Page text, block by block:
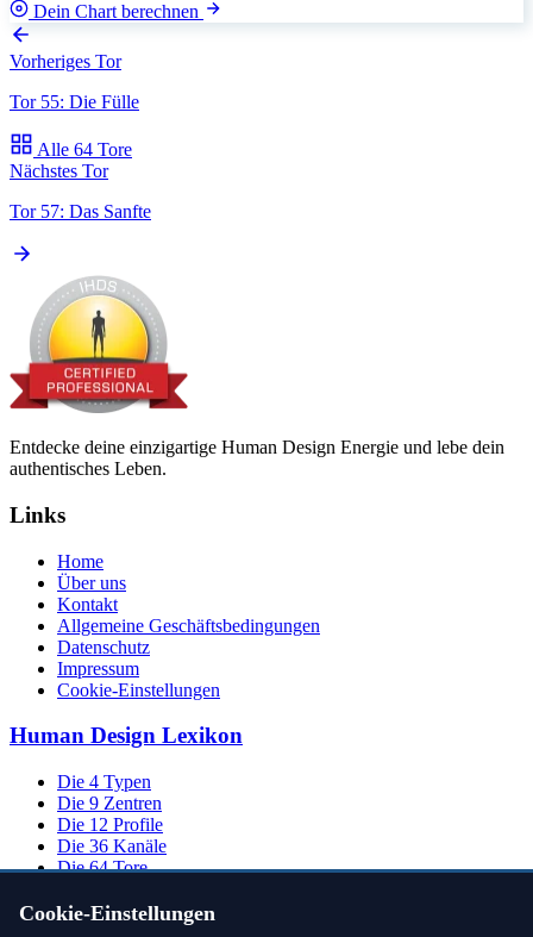
Dein Chart berechnen
Vorheriges Tor
Tor 55: Die Fülle
Alle 64 Tore
Nächstes Tor
Tor 57: Das Sanfte
Entdecke deine einzigartige Human Design Energie und lebe dein
authentisches Leben.
Links
Home
Über uns
Kontakt
Allgemeine Geschäftsbedingungen
Datenschutz
Impressum
Cookie-Einstellungen
Human Design Lexikon
Die 4 Typen
Die 9 Zentren
Die 12 Profile
Die 36 Kanäle
Die 64 Tore
Cookie-Einstellungen